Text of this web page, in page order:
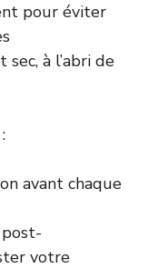
pour éviter
à l’abri de
avant chaque
votre